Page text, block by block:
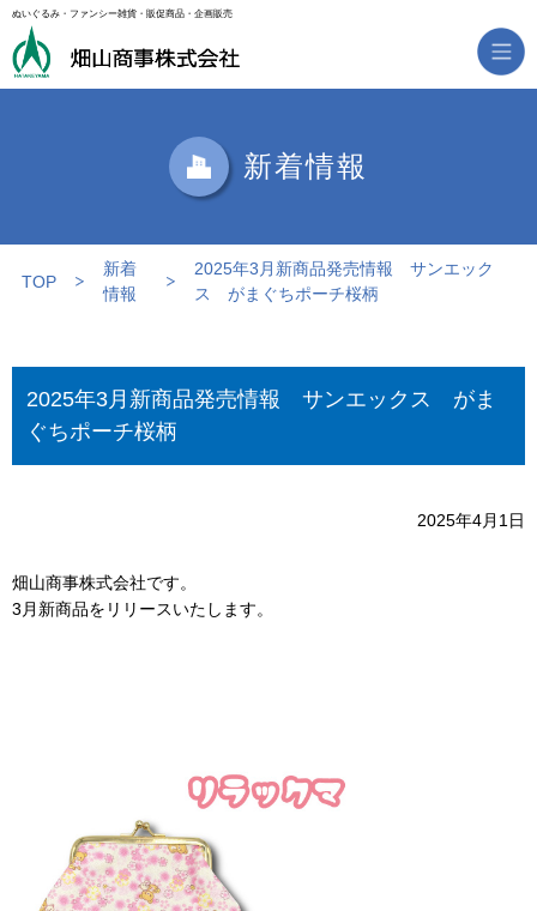
ぬいぐるみ・ファンシー雑貨・販促商品・企画販売
新着情報
TOP
新着
情報
2025年3月新商品発売情報 サンエック
ス がまぐちポーチ桜柄
2025年3月新商品発売情報 サンエックス がま
ぐちポーチ桜柄
2025年4月1日
畑山商事株式会社です。
3月新商品をリリースいたします。